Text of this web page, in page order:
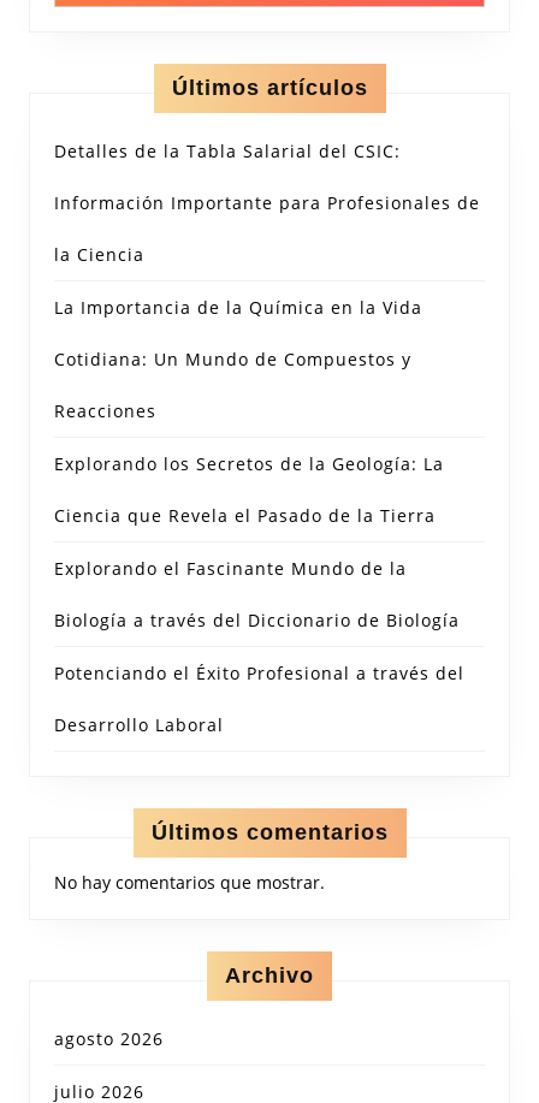
Últimos artículos
Detalles de la Tabla Salarial del CSIC:
Información Importante para Profesionales de
la Ciencia
La Importancia de la Química en la Vida
Cotidiana: Un Mundo de Compuestos y
Reacciones
Explorando los Secretos de la Geología: La
Ciencia que Revela el Pasado de la Tierra
Explorando el Fascinante Mundo de la
Biología a través del Diccionario de Biología
Potenciando el Éxito Profesional a través del
Desarrollo Laboral
Últimos comentarios
No hay comentarios que mostrar.
Archivo
agosto 2026
julio 2026